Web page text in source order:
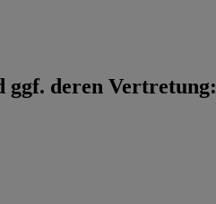
ggf. deren Vertretung: